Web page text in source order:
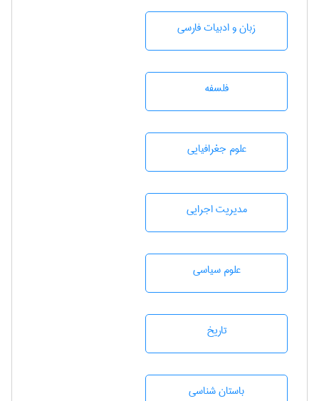
زبان و ادبيات فارسی
فلسفه
علوم جغرافيايی
مديريت اجرايی
علوم سياسی
تاريخ
باستان شناسی